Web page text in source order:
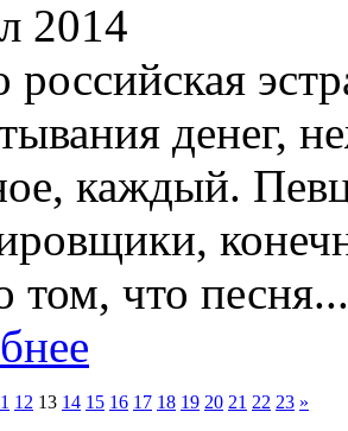
2014
российская
денег,
каждый.
том, что песня...
12 13 14 15 16 17 18 19 20 21 22 23 »